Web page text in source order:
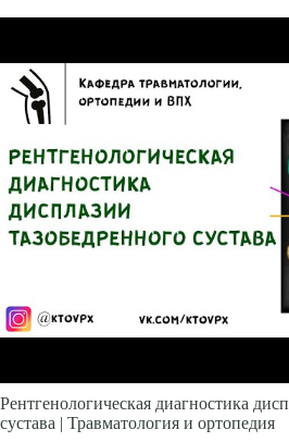
Рентгенологическая диагностика
сустава | Травматология и ортопедия